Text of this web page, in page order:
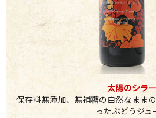
太陽のシラー
保存料無添加、無補糖の自然なまま
ったぶどうジュ